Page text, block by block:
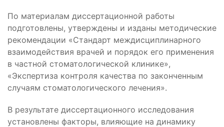
По материалам диссертационной работы
подготовлены, утверждены и изданы методические
рекомендации «Стандарт междисциплинарного
взаимодействия врачей и порядок его применения
в частной стоматологической клинике»,
«Экспертиза контроля качества по законченным
случаям стоматологического лечения».
В результате диссертационного исследования
установлены факторы, влияющие на динамику